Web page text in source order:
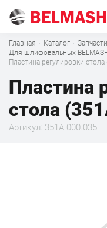
Главная · Каталог ·
Для шлифовальных
Пластина регулировки
Пластина
стола
Артикул: 351А.000.035